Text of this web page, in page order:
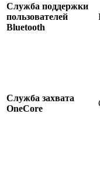
Служба поддержки
пользователей
Bluetooth
Служба захвата
OneCore